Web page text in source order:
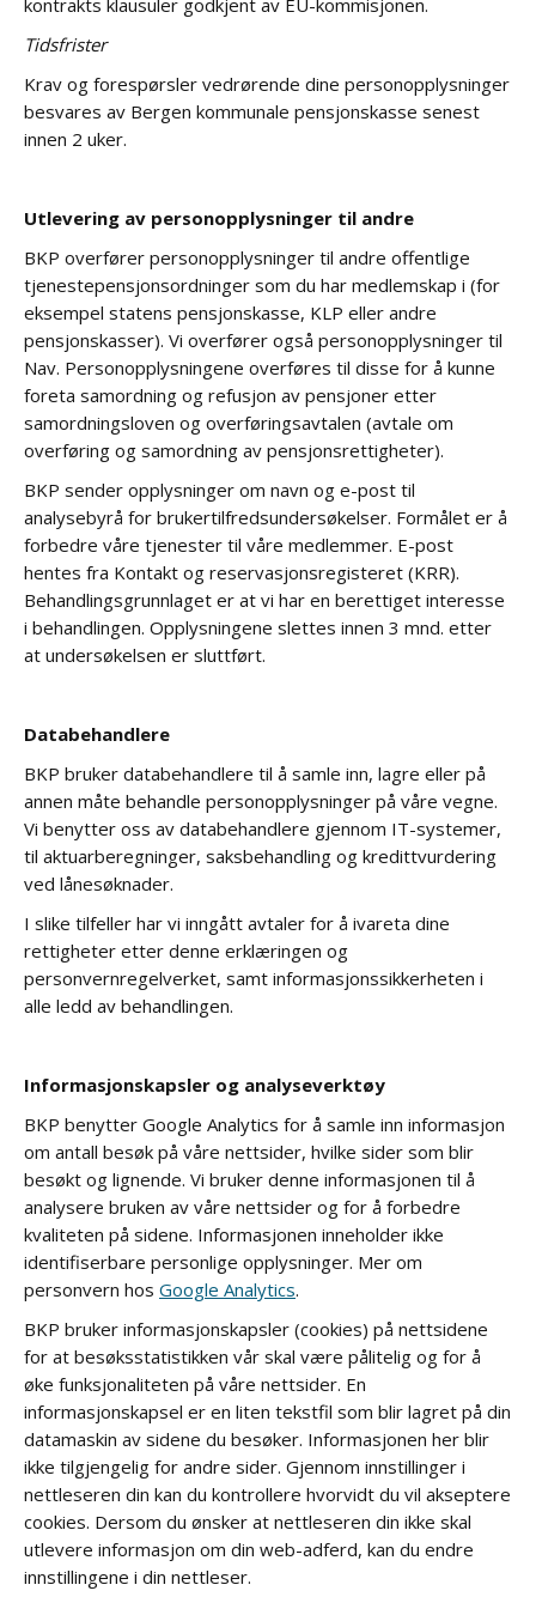
kontrakts klausuler godkjent av EU-kommisjonen.
Tidsfrister
Krav og forespørsler vedrørende dine personopplysninger
besvares av Bergen kommunale pensjonskasse senest
innen 2 uker.
Utlevering av personopplysninger til andre
BKP overfører personopplysninger til andre offentlige
tjenestepensjonsordninger som du har medlemskap i (for
eksempel statens pensjonskasse, KLP eller andre
pensjonskasser). Vi overfører også personopplysninger til
Nav. Personopplysningene overføres til disse for å kunne
foreta samordning og refusjon av pensjoner etter
samordningsloven og overføringsavtalen (avtale om
overføring og samordning av pensjonsrettigheter).
BKP sender opplysninger om navn og e-post til
analysebyrå for brukertilfredsundersøkelser. Formålet er å
forbedre våre tjenester til våre medlemmer. E-post
hentes fra Kontakt og reservasjonsregisteret (KRR).
Behandlingsgrunnlaget er at vi har en berettiget interesse
i behandlingen. Opplysningene slettes innen 3 mnd. etter
at undersøkelsen er sluttført.
Databehandlere
BKP bruker databehandlere til å samle inn, lagre eller på
annen måte behandle personopplysninger på våre vegne.
Vi benytter oss av databehandlere gjennom IT-systemer,
til aktuarberegninger, saksbehandling og kredittvurdering
ved lånesøknader.
I slike tilfeller har vi inngått avtaler for å ivareta dine
rettigheter etter denne erklæringen og
personvernregelverket, samt informasjonssikkerheten i
alle ledd av behandlingen.
Informasjonskapsler og analyseverktøy
BKP benytter Google Analytics for å samle inn informasjon
om antall besøk på våre nettsider, hvilke sider som blir
besøkt og lignende. Vi bruker denne informasjonen til å
analysere bruken av våre nettsider og for å forbedre
kvaliteten på sidene. Informasjonen inneholder ikke
identifiserbare personlige opplysninger. Mer om
personvern hos Google Analytics.
BKP bruker informasjonskapsler (cookies) på nettsidene
for at besøksstatistikken vår skal være pålitelig og for å
øke funksjonaliteten på våre nettsider. En
informasjonskapsel er en liten tekstfil som blir lagret på din
datamaskin av sidene du besøker. Informasjonen her blir
ikke tilgjengelig for andre sider. Gjennom innstillinger i
nettleseren din kan du kontrollere hvorvidt du vil akseptere
cookies. Dersom du ønsker at nettleseren din ikke skal
utlevere informasjon om din web-adferd, kan du endre
innstillingene i din nettleser.